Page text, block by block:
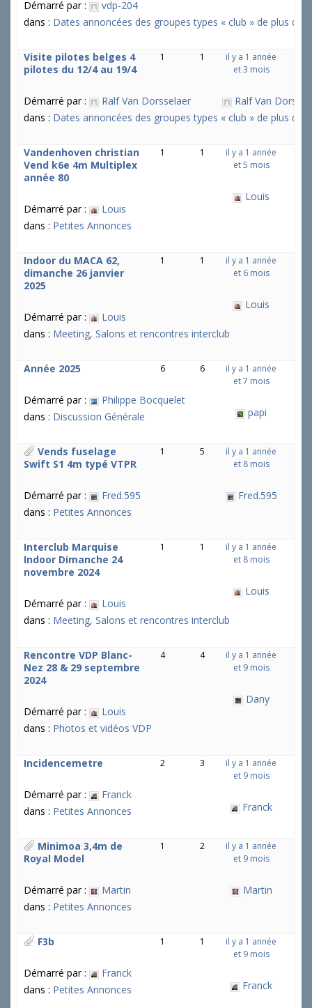
Démarré par :
vdp-204
dans : Dates annoncées des groupes types « club » de plus de
Visite pilotes belges 4
pilotes du 12/4 au 19/4
Démarré par :
Ralf Van Dorsselaer
dans : Dates annoncées des groupes types « club » de plus de
1 1
il y a 1 année
et 3 mois
Ralf Van
Vandenhoven christian
Vend k6e 4m Multiplex
année 80
Démarré par :
Louis
dans : Petites Annonces
1 1
il y a 1 année
et 5 mois
Louis
Indoor du MACA 62,
dimanche 26 janvier
2025
Démarré par :
Louis
dans : Meeting, Salons et rencontres interclub
1 1
il y a 1 année
et 6 mois
Louis
Année 2025
Démarré par :
Philippe Bocquelet
dans : Discussion Générale
6 6
il y a 1 année
et 7 mois
papi
Vends fuselage
Swift S1 4m typé VTPR
Démarré par :
Fred.595
dans : Petites Annonces
1 5
il y a 1 année
et 8 mois
Fred.595
Interclub Marquise
Indoor Dimanche 24
novembre 2024
Démarré par :
Louis
dans : Meeting, Salons et rencontres interclub
1 1
il y a 1 année
et 8 mois
Louis
Rencontre VDP Blanc-
Nez 28 & 29 septembre
2024
Démarré par :
Louis
dans : Photos et vidéos VDP
4 4
il y a 1 année
et 9 mois
Dany
Incidencemetre
Démarré par :
Franck
dans : Petites Annonces
2 3
il y a 1 année
et 9 mois
Franck
Minimoa 3,4m de
Royal Model
Démarré par :
Martin
dans : Petites Annonces
1 2
il y a 1 année
et 9 mois
Martin
F3b
Démarré par :
Franck
dans : Petites Annonces
1 1
il y a 1 année
et 9 mois
Franck